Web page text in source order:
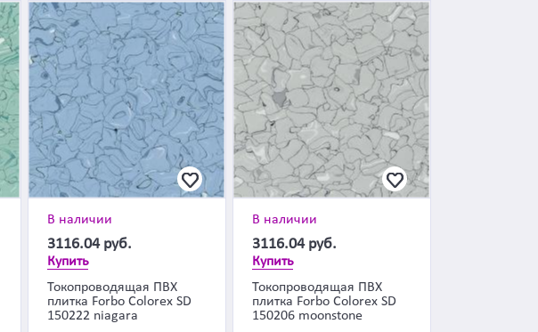
В наличии
3116.04 руб.
Купить
Токопроводящая ПВХ
плитка Forbo Colorex SD
150222 niagara
В наличии
3116.04 руб.
Купить
Токопроводящая ПВХ
плитка Forbo Colorex SD
150206 moonstone